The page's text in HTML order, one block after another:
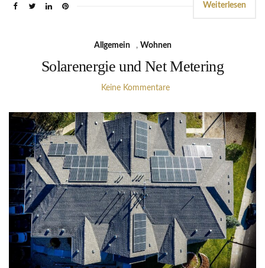
Weiterlesen
Allgemein , Wohnen
Solarenergie und Net Metering
Keine Kommentare